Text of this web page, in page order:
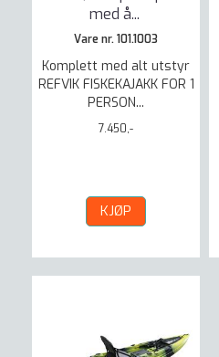
med å...
Vare nr. 101.1003
Komplett med alt utstyr
REFVIK FISKEKAJAKK FOR 1
PERSON...
7.450,-
KJØP